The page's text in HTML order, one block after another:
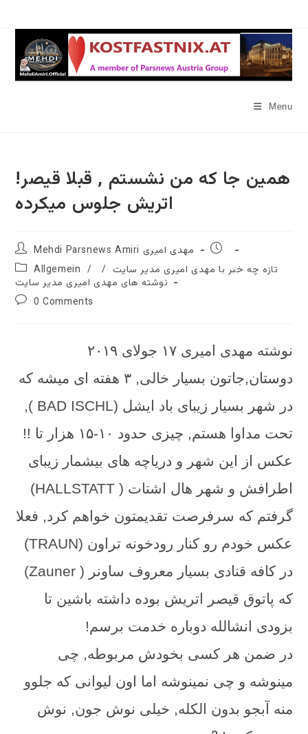
content
Menu
!همین جا که من نشستم , قبلا قیصر
اتریش جلوس میکرده
Post
author:
Mehdi Parsnews Amiri مهدی امیری
Post
Post
category:
Allgemein / تازه چه خبر با مهدی امیری مدیر سایت /
نوشته های مهدی امیری مدیر سایت
Post0 Comments
نوشته مهدی امیری ۱۷ جولای ۲۰۱۹
دوستان,جاتون بسیار خالی, ۳ هفته ای میشه که
در شهر بسیار زیبای باد ایشل (BAD ISCHL ),
تحت مداوا هستم, چیزی حدود ۱۰-۱۵ هزار تا !!
عکس از این شهر و دریاچه های بیشمار زیبای
اطرافش و شهر هال اشتات ( HALLSTATT)
گرفتم که سرفرصت تقدیمتون خواهم کرد, فعلا
عکس خودم رو کنار رودخونه تراون (TRAUN)
در کافه قنادی بسیار معروف ساونر ( Zauner)
که پاتوق قیصر اتریش بوده داشته باشین تا
بزودی انشالله دوباره خدمت برسم!
در ضمن هر کسی بخودش مربوطه, چی
مینوشه و چی نمینوشه اما اون لیوانی که جلوو
منه آبجو بدون الکله, خیلی نوش جون, نوش